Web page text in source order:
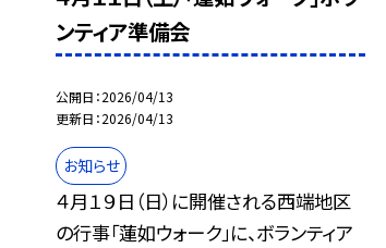
ンティア準備会
公開日 2026/04/13
更新日 2026/04/13
お知らせ
４月１９日（日）に開催される西端地区
の行事「蓮如ウォーク」に、ボランティア